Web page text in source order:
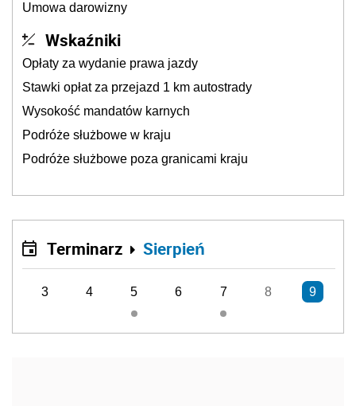
Umowa darowizny
Wskaźniki
Opłaty za wydanie prawa jazdy
Stawki opłat za przejazd 1 km autostrady
Wysokość mandatów karnych
Podróże służbowe w kraju
Podróże służbowe poza granicami kraju
Terminarz Sierpień
3 4 5 6 7 8 9